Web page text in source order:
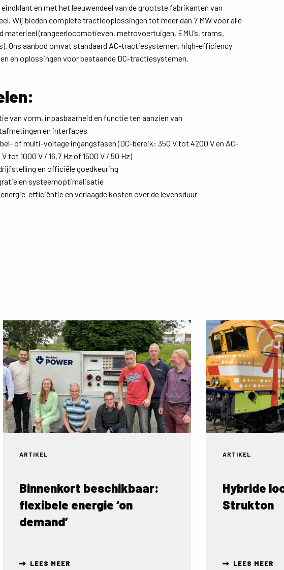
en met het leeuwendeel van de grootste fabrikanten van
Wij bieden complete tractieoplossingen tot meer dan 7 MW voor alle
materieel (rangeerlocomotieven, metrovoertuigen, EMU’s, trams,
Ons aanbod omvat standaard AC-tractiesystemen, high-efficiency
en oplossingen voor bestaande DC-tractiesystemen.
van vorm, inpasbaarheid en functie ten aanzien van
en interfaces
of multi-voltage ingangsfasen (DC-bereik: 350 V tot 4200 V en AC-
tot 1000 V / 16,7 Hz of 1500 V / 50 Hz)
en officiële goedkeuring
en systeemoptimalisatie
efficiëntie en verlaagde kosten over de levensduur
ARTIKEL
Binnenkort beschikbaar:
flexibele energie ‘on
demand’
LEES MEER
Lees
meer
over
Binnenkort
beschikbaar:
flexibele
energie
‘on
demand’
ARTIKEL
Hybride
Strukton
LEES MEER
Lees
meer
over
Hybride
locomotief
Strukton